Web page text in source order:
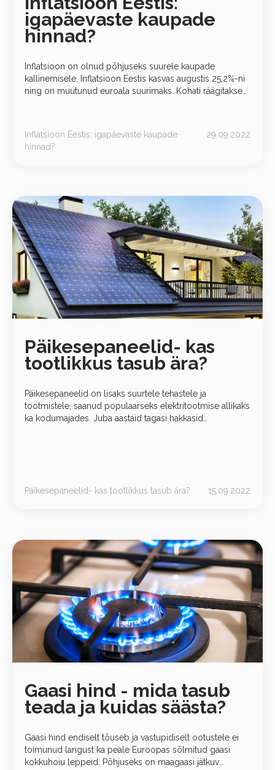
igapäevaste kaupade
hinnad?
Inflatsioon on olnud põhjuseks suurele kaupade
kallinemisele. Inflatsioon Eestis kasvas augustis 25,2%-ni
ning on muutunud euroala suurimaks. Kohati räägitakse
Inflatsioon Eestis: igapäevaste kaupade
hinnad?
29.09.2022
Päikesepaneelid- kas
tootlikkus tasub ära?
Päikesepaneelid on lisaks suurtele tehastele ja
tootmistele, saanud populaarseks elektritootmise allikaks
ka kodumajades. Juba aastaid tagasi hakkasid
Päikesepaneelid- kas tootlikkus tasub ära? 15.09.2022
Gaasi hind - mida tasub
teada ja kuidas säästa?
Gaasi hind endiselt tõuseb ja vastupidiselt ootustele ei
toimunud langust ka peale Euroopas sõlmitud gaasi
kokkuhoiu leppeid. Põhjuseks on maagaasi jätkuv